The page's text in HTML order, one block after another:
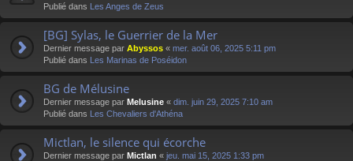
Publié dans Les Anges de Zeus
[BG] Sylas, le Guerrier de la Mer
Dernier message par Abyssos « mer. août 06, 2025 5:11 pm
Publié dans Les Marinas de Poséidon
BG de Mélusine
Dernier message par Melusine « dim. juin 29, 2025 7:10 am
Publié dans Les Chevaliers d'Athéna
Mictlan, le silence qui écorche
Dernier message par Mictlan « jeu. mai 15, 2025 1:33 pm